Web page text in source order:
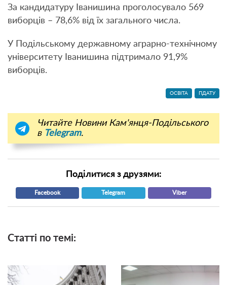
За кандидатуру Іванишина проголосувало 569
виборців – 78,6% від їх загального числа.
У Подільському державному аграрно-технічному
університету Іванишина підтримало 91,9%
виборців.
ОСВІТА ПДАТУ
Читайте Новини Кам'янця-Подільського
в Telegram.
Поділитися з друзями:
Facebook Telegram Viber
Статті по темі: